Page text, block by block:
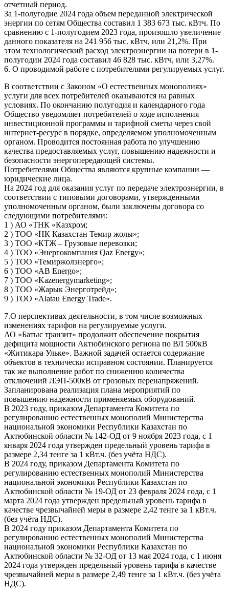
отчетный период.
За 1-полугодие 2024 года объем переданной электрической
энергии по сетям Общества составил 1 383 673 тыс. кВтч. По
сравнению с 1-полугодием 2023 года, произошло увеличение
данного показателя на 241 956 тыс. кВтч, или 21,2%. При
этом технологический расход электроэнергии на потери в 1-
полугодии 2024 года составил 46 828 тыс. кВтч, или 3,27%.
6. О проводимой работе с потребителями регулируемых услуг.
В соответствии с Законом «О естественных монополиях»
услуги для всех потребителей оказываются на равных
условиях. По окончанию полугодия и календарного года
Общество уведомляет потребителей о ходе исполнения
инвестиционной программы и тарифной сметы через свой
интернет-ресурс в порядке, определяемом уполномоченным
органом. Проводится постоянная работа по улучшению
качества предоставляемых услуг, повышению надежности и
безопасности энергопередающей системы.
Потребителями Общества являются крупные компании —
юридические лица.
На 2024 год для оказания услуг по передаче электроэнергии, в
соответствии с типовыми договорами, утвержденными
уполномоченным органом, были заключены договора со
следующими потребителями:
1 ) АО «ТНК «Казхром;
2 ) ТОО «НК Казахстан Темир жолы»;
3 ) ТОО «КТЖ – Грузовые перевозки;
4 ) ТОО «Энергокомпания Qaz Energy»;
5 ) ТОО «Темиржолэнерго»;
6 ) ТОО «АВ Energo»;
7 ) ТОО «Kazenergymarketing»;
8 ) ТОО «Жарык Энерготрейд»;
9 ) ТОО «Alatau Energy Trade».
7.О перспективах деятельности, в том числе возможных
изменениях тарифов на регулируемые услуги.
АО «Батыс транзит» продолжит обеспечение покрытия
дефицита мощности Актюбинского региона по ВЛ 500кВ
«Житикара Ульке». Важной задачей остается содержание
объектов в технически исправном состоянии. Планируется
так же выполнение работ по снижению количества
отключений ЛЭП-500кВ от грозовых перенапряжений.
Запланирована реализация плана мероприятий по
повышению надежности применяемых оборудований.
В 2023 году, приказом Департамента Комитета по
регулированию естественных монополий Министерства
национальной экономики Республики Казахстан по
Актюбинской области № 142-ОД от 9 ноября 2023 года, с 1
января 2024 года утвержден предельный уровень тарифа в
размере 2,34 тенге за 1 кВт.ч. (без учёта НДС).
В 2024 году, приказом Департамента Комитета по
регулированию естественных монополий Министерства
национальной экономики Республики Казахстан по
Актюбинской области № 19-ОД от 23 февраля 2024 года, с 1
марта 2024 года утвержден предельный уровень тарифа в
качестве чрезвычайней меры в размере 2,42 тенге за 1 кВт.ч.
(без учёта НДС).
В 2024 году приказом Департамента Комитета по
регулированию естественных монополий Министерства
национальной экономики Республики Казахстан по
Актюбинской области № 32-ОД от 13 мая 2024 года, с 1 июня
2024 года утвержден предельный уровень тарифа в качестве
чрезвычайней меры в размере 2,49 тенге за 1 кВт.ч. (без учёта
НДС).